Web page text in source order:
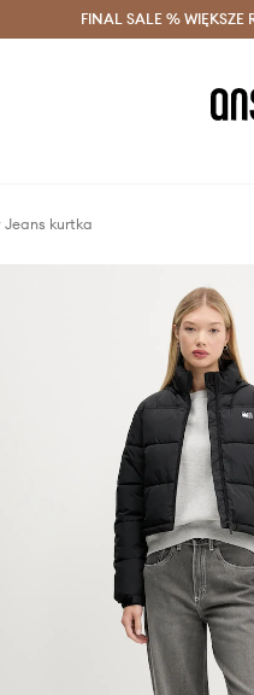
Oszczędzaj z Answear Club >
FINAL SALE % WIĘKSZE
Jeans kurtka